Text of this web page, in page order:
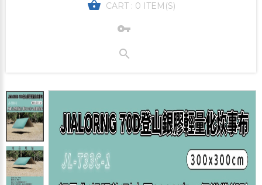
CART : 0 ITEM(S)